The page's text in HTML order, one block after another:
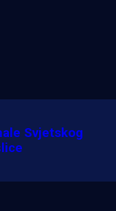
Svjetskog